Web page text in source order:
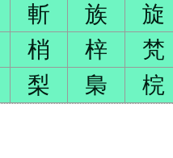
斬 族 旋
梢 梓 梵
梨 梟 梡